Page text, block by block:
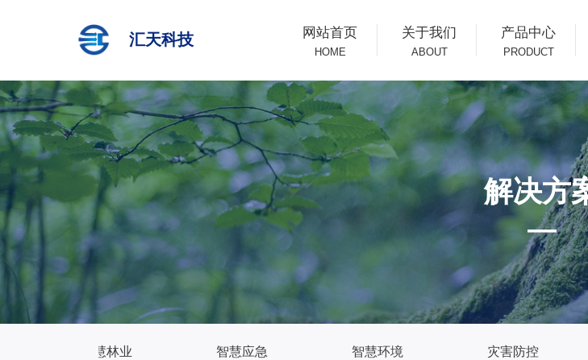
网站首页
HOME
关于我们
ABOUT
产品中心
PRODUCT
汇天科技
解决方
—
智慧林业 智慧应急 智慧环境 灾害防控